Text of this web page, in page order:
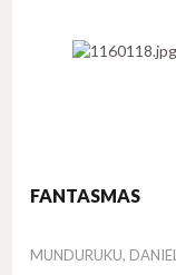
FANTASMAS
Autor
MUNDURUKU, DANIEL